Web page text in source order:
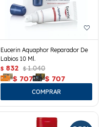
Eucerin Aquaphor Reparador De
Labios 10 Ml.
$ 832 $ 1.040
$ 707 $ 707